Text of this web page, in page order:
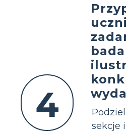
4
sekcje